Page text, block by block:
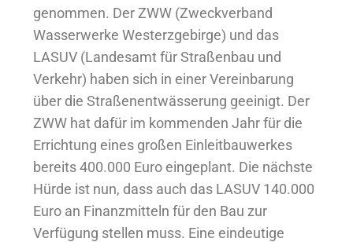
genommen. Der ZWW (Zweckverband
Wasserwerke Westerzgebirge) und das
LASUV (Landesamt für Straßenbau und
Verkehr) haben sich in einer Vereinbarung
über die Straßenentwässerung geeinigt. Der
ZWW hat dafür im kommenden Jahr für die
Errichtung eines großen Einleitbauwerkes
bereits 400.000 Euro eingeplant. Die nächste
Hürde ist nun, dass auch das LASUV 140.000
Euro an Finanzmitteln für den Bau zur
Verfügung stellen muss. Eine eindeutige